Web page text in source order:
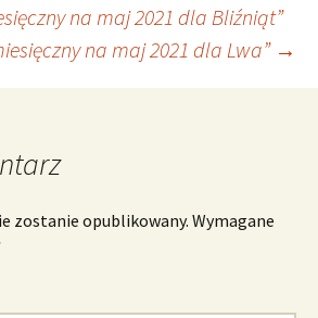
na maj 2021 dla Bliźniąt”
na maj 2021 dla Lwa” →
zostanie opublikowany. Wymagane